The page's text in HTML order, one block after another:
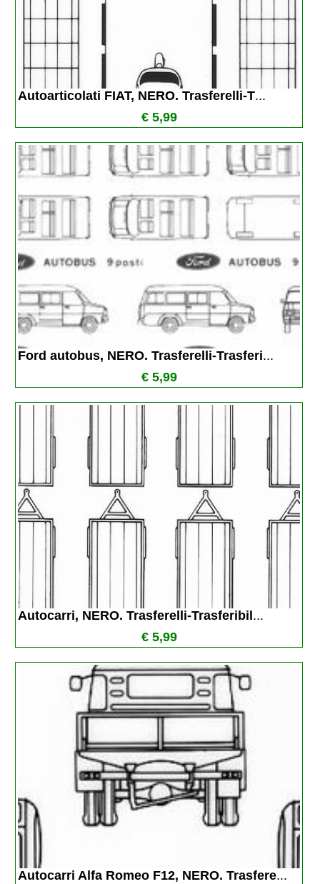
Autoarticolati FIAT, NERO. Trasferelli-T...
€ 5,99
Ford autobus, NERO. Trasferelli-Trasferi...
€ 5,99
Autocarri, NERO. Trasferelli-Trasferibil ...
€ 5,99
Autocarri Alfa Romeo F12, NERO. Trasfere...